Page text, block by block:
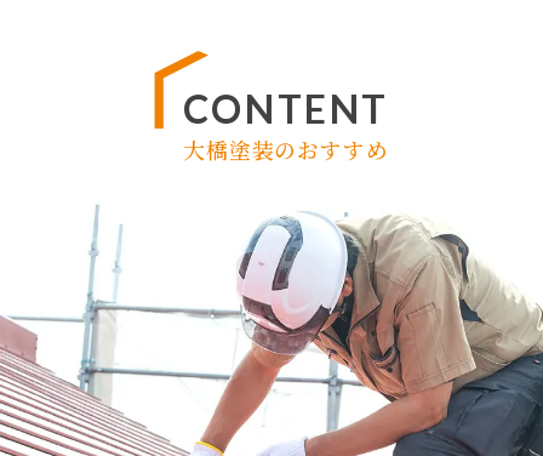
CONTENT
大橋塗装のおすすめ